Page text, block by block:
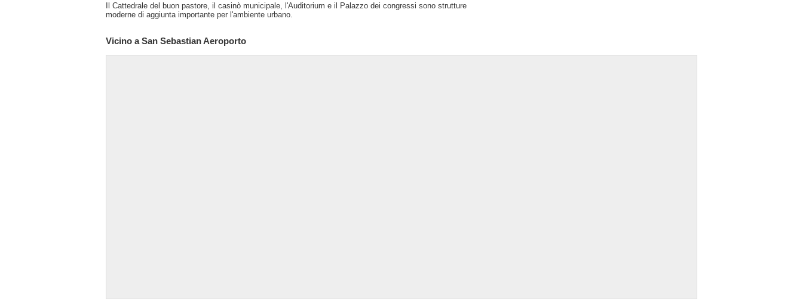
Il Cattedrale del buon pastore, il casinò municipale, l'Auditorium e il Palazzo dei congressi sono strutture
moderne di aggiunta importante per l'ambiente urbano.
Vicino a San Sebastian Aeroporto